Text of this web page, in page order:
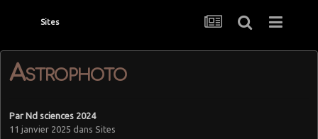
Sites
Astrophoto
Par Nd sciences 2024
11 janvier 2025 dans Sites